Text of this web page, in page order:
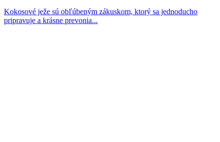
Kokosové ježe sú obľúbeným zákuskom, ktorý sa jednoducho
pripravuje a krásne prevonia...